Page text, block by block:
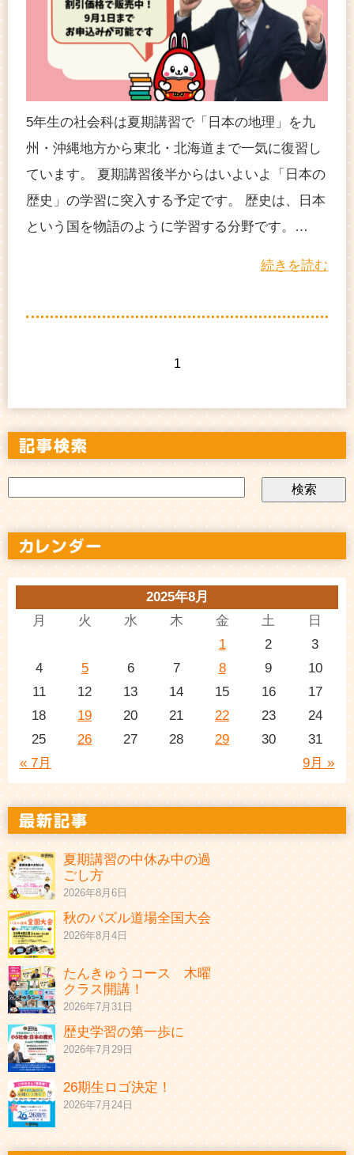
5年生の社会科は夏期講習で「日本の地理」を九
州・沖縄地方から東北・北海道まで一気に復習し
ています。 夏期講習後半からはいよいよ「日本の
歴史」の学習に突入する予定です。 歴史は、日本
という国を物語のように学習する分野です。…
続きを読む
1
2025年8月
月
火 水 木 金 土 日
« 7月 9月 »
1 2
3
4
5 6 7 8 9
10
11
12 13 14 15 16
17
18
19 20 21 22 23
24
25
26 27 28 29 30 31
夏期講習の中休み中の過
ごし方
2026年8月6日
秋のパズル道場全国大会
2026年8月4日
たんきゅうコース 木曜
クラス開講！
2026年7月31日
歴史学習の第一歩に
2026年7月29日
26期生ロゴ決定！
2026年7月24日